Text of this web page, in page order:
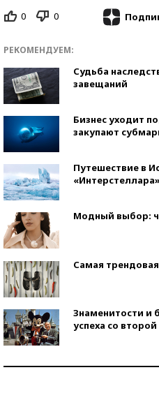
0 0
РЕКОМЕНДУЕМ:
Судьба
завещаний
Бизнес уходит
закупают
Путешествие в
«Интерстеллара»
Модный выбор:
Самая трендовая
Знаменитости и
успеха со